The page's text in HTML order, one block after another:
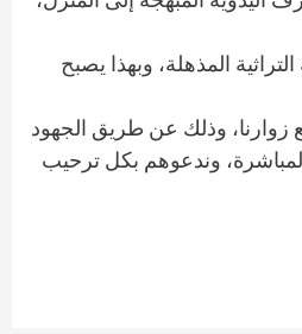
المذهلة، وبهذا يصبح
زوارنا، وذلك عن طريق الجهود
وندعوهم بكل ترحيب